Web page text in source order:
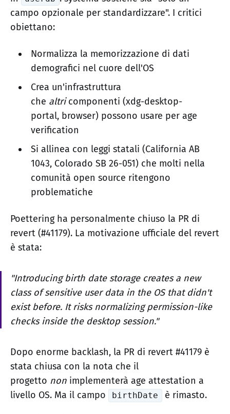
campo opzionale per standardizzare". I critici
obiettano:
Normalizza la memorizzazione di dati
demografici nel cuore dell'OS
Crea un'infrastruttura
che altricomponenti (xdg-desktop-
portal, browser) possono usare per age
verification
Si allinea con leggi statali (California AB
1043, Colorado SB 26-051) che molti nella
comunità open source ritengono
problematiche
Poettering ha personalmente chiuso la PR di
revert (#41179). La motivazione ufficiale del revert
è stata:
"Introducing birth date storage creates a new
class of sensitive user data in the OS that didn't
exist before. It risks normalizing permission-like
checks inside the desktop session."
Dopo enorme backlash, la PR di revert #41179 è
stata chiusa con la nota che il
progetto non implementerà age attestation a
livello OS. Ma il campo
birthDate è rimasto.